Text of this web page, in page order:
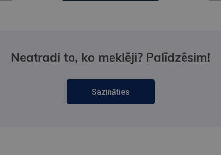
Neatradi to, ko meklēji? Palīdzēsim!
Sazināties